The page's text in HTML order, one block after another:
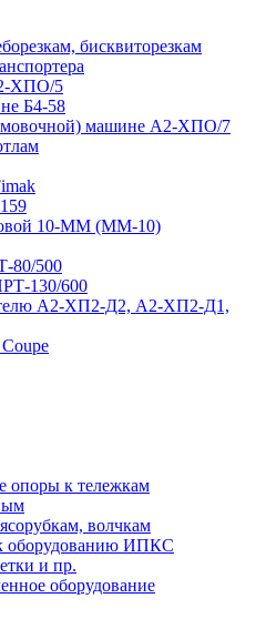
бисквиторезкам
ХПО/5
Б4-58
машине А2-ХПО/7
10-ММ (ММ-10)
80/500
130/600
А2-ХП2-Д2, А2-ХП2-Д1,
опоры к тележкам
волчкам
оборудованию ИПКС
и пр.
оборудование